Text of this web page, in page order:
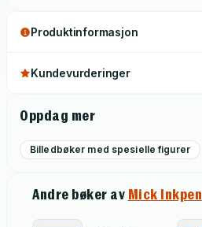
Produktinformasjon
Kundevurderinger
Oppdag mer
Billedbøker med spesielle figurer
Andre bøker av Mick Inkpen